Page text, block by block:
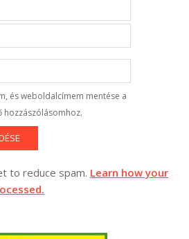
és weboldalcímem mentése a
hozzászólásomhoz.
to reduce spam. Learn how your